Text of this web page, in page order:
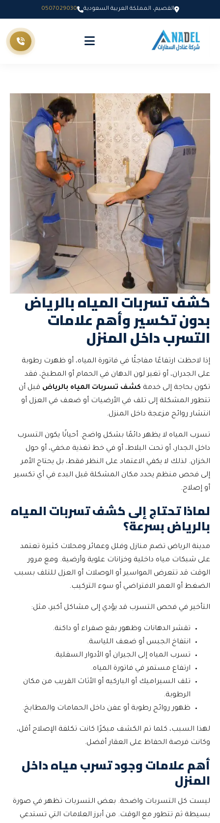
القصيم، المملكة العربية السعودية 0507029030
كشف تسربات المياه بالرياض
بدون تكسير وأهم علامات
التسرب داخل المنزل
إذا لاحظت ارتفاعًا مفاجئًا في فاتورة المياه، أو ظهرت رطوبة
على الجدران، أو تغير لون الدهان في الحمام أو المطبخ، فقد
تكون بحاجة إلى خدمة كشف تسربات المياه بالرياض قبل أن
تتطور المشكلة إلى تلف في الأرضيات أو ضعف في العزل أو
انتشار روائح مزعجة داخل المنزل.
تسرب المياه لا يظهر دائمًا بشكل واضح. أحيانًا يكون التسرب
داخل الجدار، أو تحت البلاط، أو في خط تغذية مخفي، أو حول
الخزان. لذلك لا يكفي الاعتماد على النظر فقط، بل يحتاج الأمر
إلى فحص منظم يحدد مكان المشكلة قبل البدء في أي تكسير
أو إصلاح.
لماذا تحتاج إلى كشف تسربات المياه
بالرياض بسرعة؟
مدينة الرياض تضم منازل وفلل وعمائر ومحلات كثيرة تعتمد
على شبكات مياه داخلية وخزانات علوية وأرضية. ومع مرور
الوقت قد تتعرض المواسير أو الوصلات أو العزل للتلف بسبب
الضغط أو العمر الافتراضي أو سوء التركيب.
التأخير في فحص التسرب قد يؤدي إلى مشاكل أكبر، مثل:
تقشر الدهانات وظهور بقع صفراء أو داكنة.
انتفاخ الجبس أو ضعف اللياسة.
تسرب المياه إلى الجيران أو الأدوار السفلية.
ارتفاع مستمر في فاتورة المياه.
تلف السيراميك أو الباركيه أو الأثاث القريب من مكان
الرطوبة.
ظهور روائح رطوبة أو عفن داخل الحمامات والمطابخ.
لهذا السبب، كلما تم الكشف مبكرًا كانت تكلفة الإصلاح أقل،
وكانت فرصة الحفاظ على العقار أفضل.
أهم علامات وجود تسرب مياه داخل
المنزل
ليست كل التسربات واضحة. بعض التسربات تظهر في صورة
بسيطة ثم تتطور مع الوقت. من أبرز العلامات التي تستدعي